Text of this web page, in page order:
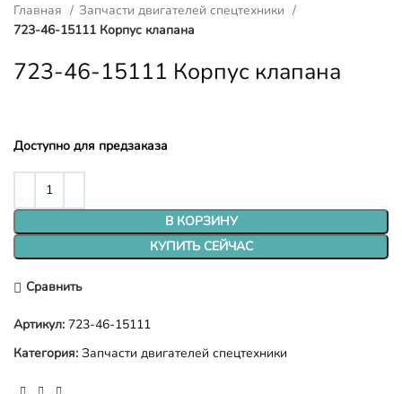
Главная
Запчасти двигателей спецтехники
723-46-15111 Корпус клапана
723-46-15111 Корпус клапана
Доступно для предзаказа
В КОРЗИНУ
КУПИТЬ СЕЙЧАС
Сравнить
Артикул: 723-46-15111
Категория: Запчасти двигателей спецтехники